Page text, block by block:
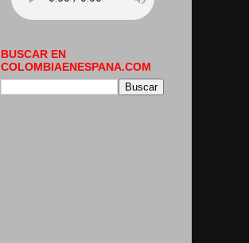
BUSCAR EN
COLOMBIAENESPANA.COM